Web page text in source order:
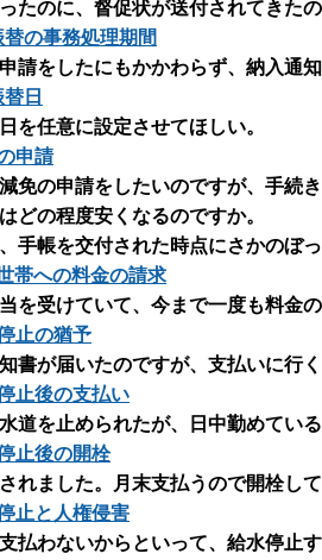
たのに、督促状が送付されてきたの
替の事務処理期間
請をしたにもかかわらず、納入通
日
を任意に設定させてほしい。
申請
免の申請をしたいのですが、手続
どの程度安くなるのですか。
手帳を交付された時点にさかのぼ
帯への料金の請求
を受けていて、今まで一度も料金
止の猶予
書が届いたのですが、支払いに行
止後の支払い
道を止められたが、日中勤めてい
止後の開栓
れました。月末支払うので開栓して
止と人権侵害
払わないからといって、給水停止